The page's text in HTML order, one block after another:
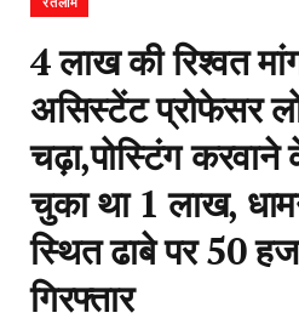
4 लाख की रिश्वत
असिस्टेंट प्रोफेसर
चढ़ा,पोस्टिंग
चुका था 1 लाख,
स्थित ढाबे पर 50
गिरफ्तार